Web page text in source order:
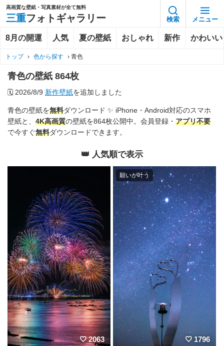
高画質な壁紙・写真素材が全て無料
三重フォトギャラリー 検索 メニュー
8月の開運 人気 夏の壁紙 おしゃれ 新作 かわいい
トップ › 色から探す › 青色
青色の壁紙 864枚
🗓️ 2026/8/9 新作壁紙を追加しました
青色の壁紙を無料ダウンロード ✨️ iPhone・Android対応のスマホ
壁紙と、 4K高画質の壁紙を864枚公開中。会員登録・ アプリ不要
で今すぐ無料ダウンロードできます。
👑 人気順で表示
2063
願いが叶う
1796